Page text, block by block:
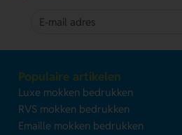
Populaire artikelen
Luxe mokken bedrukken
RVS mokken bedrukken
Emaille mokken bedrukken